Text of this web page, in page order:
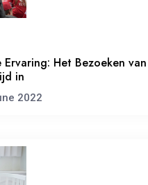
Het Bezoeken van
in
2022